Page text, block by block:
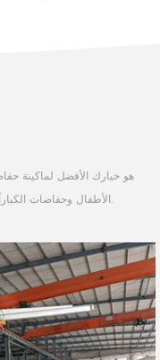
الأطفال وحفاضات الكبارآلة، فوط صحيةآلةو تحت سادةآلةفي الصين.